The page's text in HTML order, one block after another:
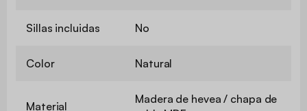
Sillas incluidas No
Color Natural
Material
Madera de hevea / chapa de